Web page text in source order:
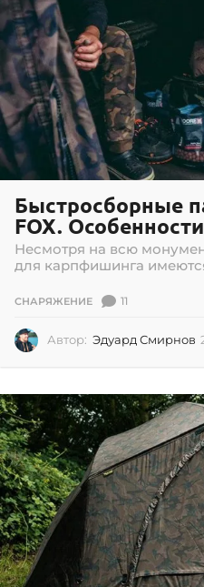
Быстросборные
FOX.
Несмотря на всю
для карпфишинга
СНАРЯЖЕНИЕ 11
Автор: Эдуард Смирнов